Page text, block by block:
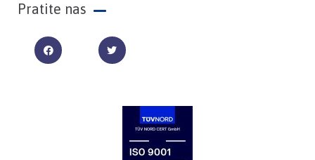
Pratite nas